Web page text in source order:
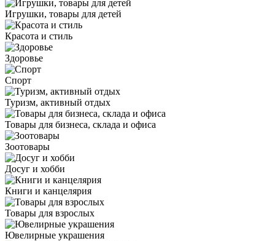
Игрушки, товары для детей
Красота и стиль
Здоровье
Спорт
Туризм, активный отдых
Товары для бизнеса, склада и офиса
Зоотовары
Досуг и хобби
Книги и канцелярия
Товары для взрослых
Ювелирные украшения